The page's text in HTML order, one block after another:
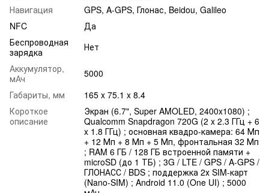
Навигация
GPS, A-GPS, Глонас, Beidou, Galileo
NFC
Да
Беспроводная
зарядка
Нет
Аккумулятор,
мАч
5000
Габариты, мм
165 x 75.1 x 8.4
Короткое
описание
Экран (6.7", Super AMOLED, 2400x1080) ;
Qualcomm Snapdragon 720G (2 x 2.3 ГГц + 6
x 1.8 ГГц) ; основная квадро-камера: 64 Мп
+ 12 Мп + 8 Мп + 5 Мп, фронтальная 32 Мп
; RAM 6 ГБ / 128 ГБ встроенной памяти +
microSD (до 1 ТБ) ; 3G / LTE / GPS / A-GPS /
ГЛОНАСС / BDS ; поддержка 2х SIM-карт
(Nano-SIM) ; Android 11.0 (One UI) ; 5000